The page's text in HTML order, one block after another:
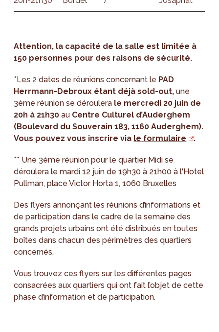
Attention, la capacité de la salle est limitée à
150 personnes pour des raisons de sécurité.
*Les 2 dates de réunions concernant le PAD
Herrmann-Debroux étant déjà sold-out,une
3ème réunion se déroulera le mercredi 20 juin de
20h à 21h30 au Centre Culturel d’Auderghem
(Boulevard du Souverain 183, 1160 Auderghem).
Vous pouvez vous inscrire via le formulaire .
** Une 3ème réunion pour le quartier Midi se
déroulera le mardi 12 juin de 19h30 à 21h00 à l'Hotel
Pullman, place Victor Horta 1, 1060 Bruxelles
Des flyers annonçant les réunions d’informations et
de participation dans le cadre de la semaine des
grands projets urbains ont été distribués en toutes
boîtes dans chacun des périmètres des quartiers
concernés.
Vous trouvez ces flyers sur les différentes pages
consacrées aux quartiers qui ont fait l’objet de cette
phase d’information et de participation.